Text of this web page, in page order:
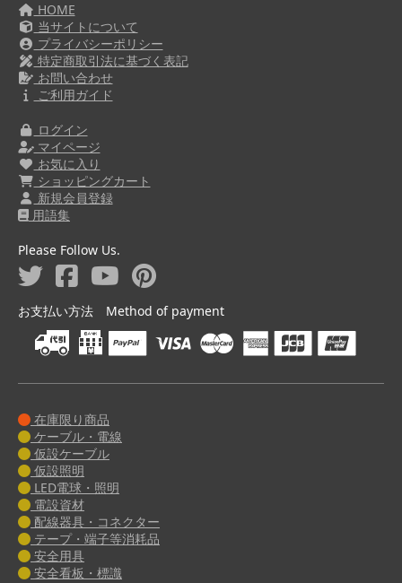
HOME
当サイトについて
プライバシーポリシー
特定商取引法に基づく表記
お問い合わせ
ご利用ガイド
ログイン
マイページ
お気に入り
ショッピングカート
新規会員登録
用語集
Please Follow Us.
お支払い方法 Method of payment
在庫限り商品
ケーブル・電線
仮設ケーブル
仮設照明
LED電球・照明
電設資材
配線器具・コネクター
テープ・端子等消耗品
安全用具
安全看板・標識